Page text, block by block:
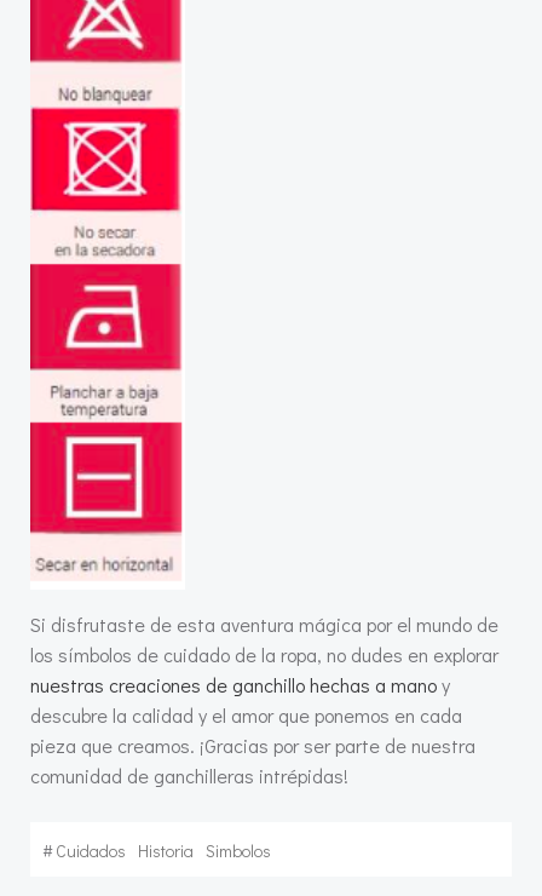
Si disfrutaste de esta aventura mágica por el mundo de
los símbolos de cuidado de la ropa, no dudes en explorar
nuestras creaciones de ganchillo hechas a manoy
descubre la calidad y el amor que ponemos en cada
pieza que creamos. ¡Gracias por ser parte de nuestra
comunidad de ganchilleras intrépidas!
#Cuidados Historia Simbolos